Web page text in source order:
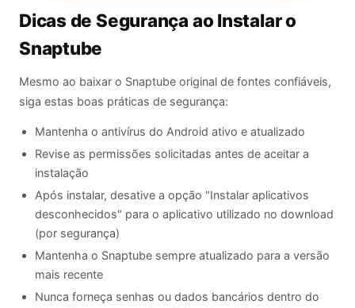
Dicas de Segurança ao Instalar o
Snaptube
Mesmo ao baixar o Snaptube original de fontes confiáveis,
siga estas boas práticas de segurança:
Mantenha o antivírus do Android ativo e atualizado
Revise as permissões solicitadas antes de aceitar a
instalação
Após instalar, desative a opção "Instalar aplicativos
desconhecidos" para o aplicativo utilizado no download
(por segurança)
Mantenha o Snaptube sempre atualizado para a versão
mais recente
Nunca forneça senhas ou dados bancários dentro do